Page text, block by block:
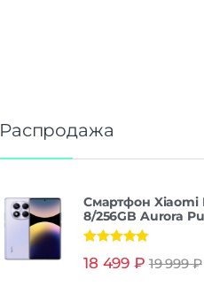
Распродажа
Смартфон Xiaomi
8/256GB Aurora
из 5
18 499 ₽ 19 999₽